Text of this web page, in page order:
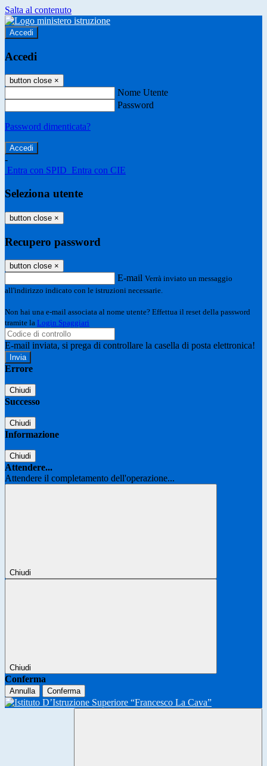
Salta al contenuto
Accedi
Accedi
button close ×
Nome Utente
Password
Password dimenticata?
-
Entra con SPID Entra con CIE
Seleziona utente
button close ×
Recupero password
button close ×
E-mail Verrà inviato un messaggio
all'indirizzo indicato con le istruzioni necessarie.
Non hai una e-mail associata al nome utente? Effettua il reset della password
tramite la Login Spaggiari
E-mail inviata, si prega di controllare la casella di posta elettronica!
Errore
Chiudi
Successo
Chiudi
Informazione
Chiudi
Attendere...
Attendere il completamento dell'operazione...
Chiudi
Chiudi
Conferma
Annulla Conferma